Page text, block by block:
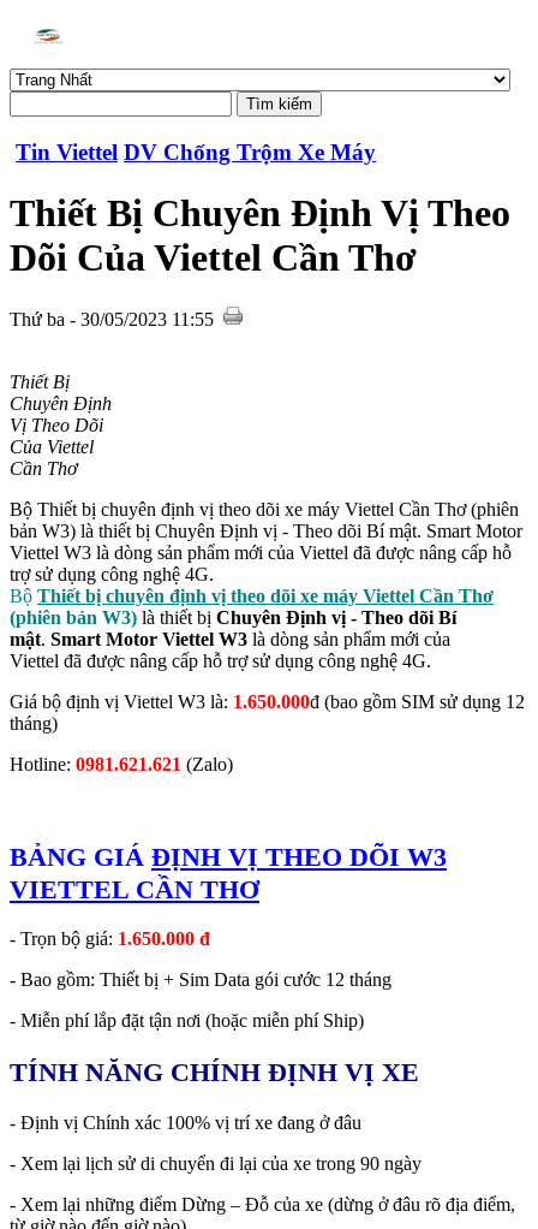
Tin Viettel DV Chống Trộm Xe Máy
Thiết Bị Chuyên Định Vị Theo
Dõi Của Viettel Cần Thơ
Thứ ba - 30/05/2023 11:55
Thiết Bị
Chuyên Định
Vị Theo Dõi
Của Viettel
Cần Thơ
Bộ Thiết bị chuyên định vị theo dõi xe máy Viettel Cần Thơ (phiên
bản W3) là thiết bị Chuyên Định vị - Theo dõi Bí mật. Smart Motor
Viettel W3 là dòng sản phẩm mới của Viettel đã được nâng cấp hỗ
trợ sử dụng công nghệ 4G.
Bộ Thiết bị chuyên định vị theo dõi xe máy Viettel Cần Thơ
(phiên bản W3) là thiết bị Chuyên Định vị - Theo dõi Bí
mật. Smart Motor Viettel W3 là dòng sản phẩm mới của
Viettel đã được nâng cấp hỗ trợ sử dụng công nghệ 4G.
Giá bộ định vị Viettel W3 là: 1.650.000đ (bao gồm SIM sử dụng 12
tháng)
Hotline: 0981.621.621 (Zalo)
BẢNG GIÁ ĐỊNH VỊ THEO DÕI W3
VIETTEL CẦN THƠ
- Trọn bộ giá: 1.650.000 đ
- Bao gồm: Thiết bị + Sim Data gói cước 12 tháng
- Miễn phí lắp đặt tận nơi (hoặc miễn phí Ship)
TÍNH NĂNG CHÍNH ĐỊNH VỊ XE
- Định vị Chính xác 100% vị trí xe đang ở đâu
- Xem lại lịch sử di chuyển đi lại của xe trong 90 ngày
- Xem lại những điểm Dừng – Đỗ của xe (dừng ở đâu rõ địa điểm,